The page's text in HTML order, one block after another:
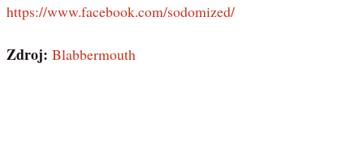
https://www.facebook.com/sodomized/
Zdroj: Blabbermouth